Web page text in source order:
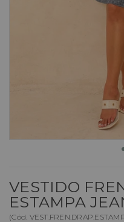
VESTIDO
ESTAMPA
(Cód.